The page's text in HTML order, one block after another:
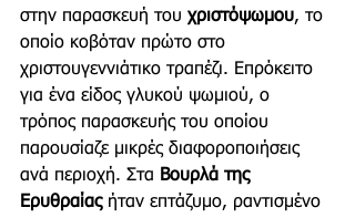
στην παρασκευή του χριστόψωμου, το
οποίο κοβόταν πρώτο στο
χριστουγεννιάτικο τραπέζι. Επρόκειτο
για ένα είδος γλυκού ψωμιού, ο
τρόπος παρασκευής του οποίου
παρουσίαζε μικρές διαφοροποιήσεις
ανά περιοχή. Στα Βουρλά της
Ερυθραίας ήταν επτάζυμο, ραντισμένο